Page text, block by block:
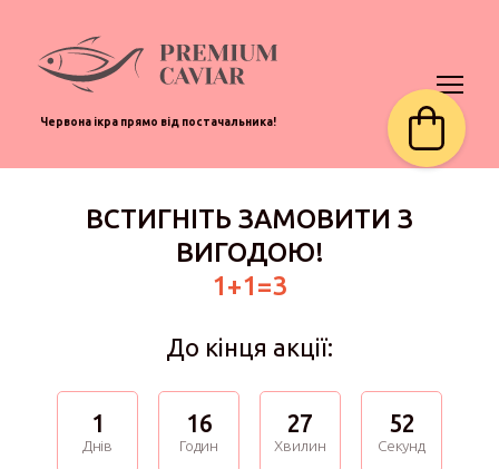
Червона ікра прямо від постачальника!
ВСТИГНІТЬ ЗАМОВИТИ З
ВИГОДОЮ!
1+1=3
До кінця акції:
1
Днів
16
Годин
27
Хвилин
52
Секунд